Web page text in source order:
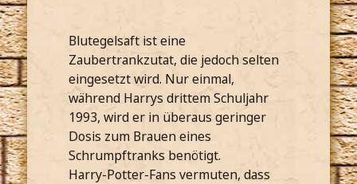
Blutegelsaft ist eine
Zaubertrankzutat, die jedoch selten
eingesetzt wird. Nur einmal,
während Harrys drittem Schuljahr
1993, wird er in überaus geringer
Dosis zum Brauen eines
Schrumpftranks benötigt.
Harry-Potter-Fans vermuten, dass